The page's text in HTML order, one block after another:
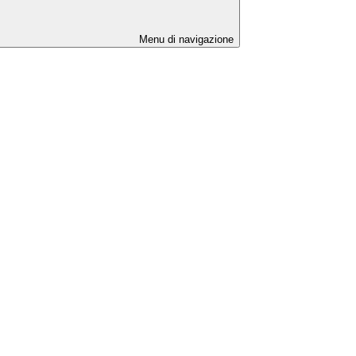
Menu di navigazione